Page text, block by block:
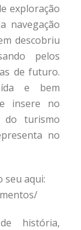
exploração
navegação
descobriu
pelos
de futuro.
e bem
insere no
do turismo
no
seu aqui:
história,